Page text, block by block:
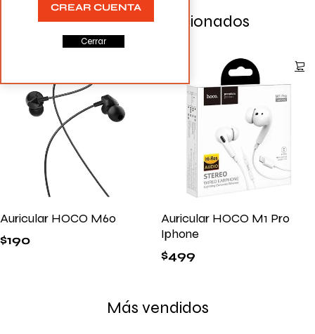
Productos Relacionados
Auricular HOCO M60
$190
Auricular HOCO M1 Pro
Iphone
$499
Más vendidos
CREAR CUENTA
Cerrar